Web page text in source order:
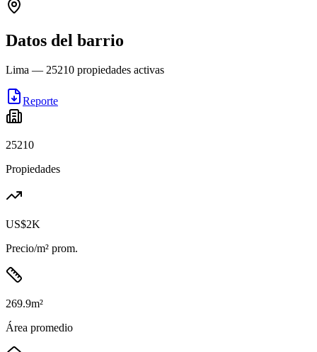
Datos del barrio
Lima — 25210 propiedades activas
Reporte
25210
Propiedades
US$2K
Precio/m² prom.
269.9m²
Área promedio